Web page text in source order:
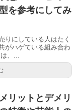
を参考にしてみ
りにしている人はたく
がハゲている組み合わ
、...
リットとデメリ